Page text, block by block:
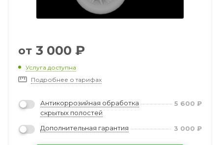
от 3 000 ₽
Услуга доступна
Подробнее о тарифах
Антикоррозийная обработка
скрытых полостей
5 600 ₽
Дополнительная гарантия 3 000 ₽